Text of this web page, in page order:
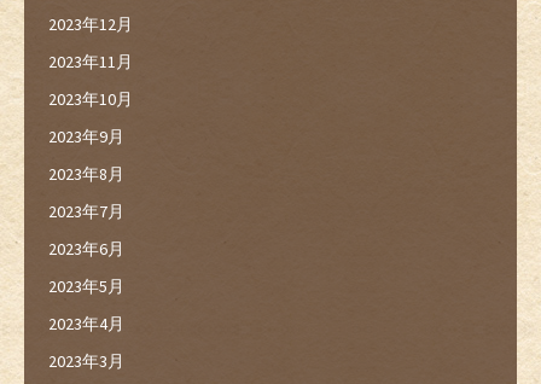
2023年12月
2023年11月
2023年10月
2023年9月
2023年8月
2023年7月
2023年6月
2023年5月
2023年4月
2023年3月